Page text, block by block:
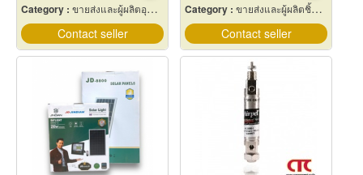
Category : ขายส่งและผู้ผลิตอุปกรณ์เครื่องใช้ไฟฟ้า
Contact seller
Category :ขายส่งและผู้ผลิตชิ้นส่วนและอะไหล่เครื่องจักรกล
Contact seller